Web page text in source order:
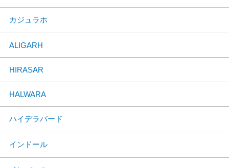
カジュラホ
ALIGARH
HIRASAR
HALWARA
ハイデラバード
インドール